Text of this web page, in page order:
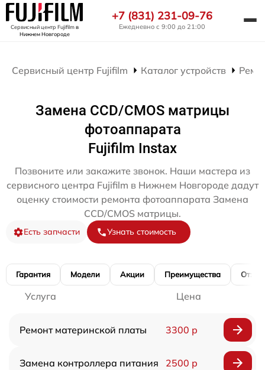
Сервисный центр Fujifilmв
Нижнем Новгороде
+7 (831) 231-09-76
Ежедневно с 9:00 до 21:00
Сервисный центр Fujifilm Каталог устройств
Замена CCD/CMOS матрицы
фотоаппарата
Fujifilm Instax
Позвоните или закажите звонок. Наши мастера из
сервисного центра Fujifilm в Нижнем Новгороде дадут
оценку стоимости ремонта фотоаппарата Замена
CCD/CMOS матрицы.
Есть запчасти Узнать стоимость
Гарантия Модели Акции Преимущества
Услуга Цена
Ремонт материнской платы 3300 р
Замена контроллера питания 2500 р